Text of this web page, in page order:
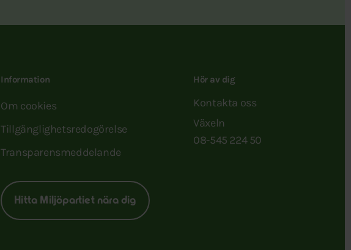
Information
Om cookies
Tillgänglighetsredogörelse
Transparensmeddelande
Hitta Miljöpartiet nära dig
Hör av dig
Kontakta oss
Växeln
08-545 224 50